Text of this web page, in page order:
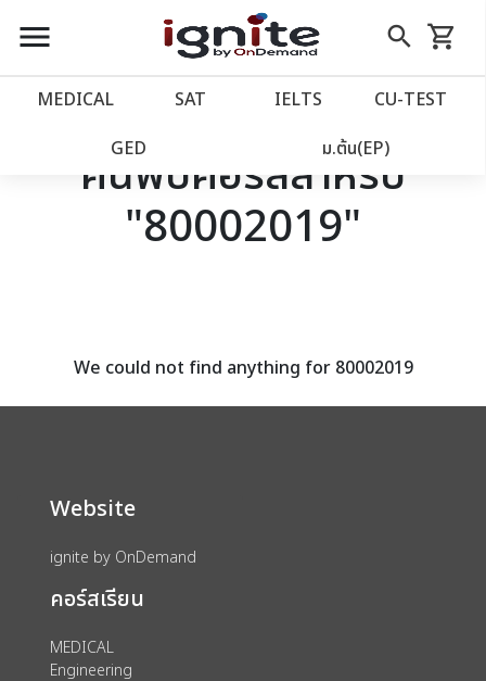
close
account_balance หน้าแรก
เว็บไซต์อิกไนท์
โปรโมชั่น
assignment ลงทะเบียน
menu search
Skip
to
shopping_cart
รถเข็น
MEDICAL SAT IELTS CU‑TEST
GED ม.ต้น(EP)
ค้นพบคอร์สสำหรับ
"80002019"
We could not find anything for 80002019
Website
ignite by OnDemand
คอร์สเรียน
MEDICAL
Engineering